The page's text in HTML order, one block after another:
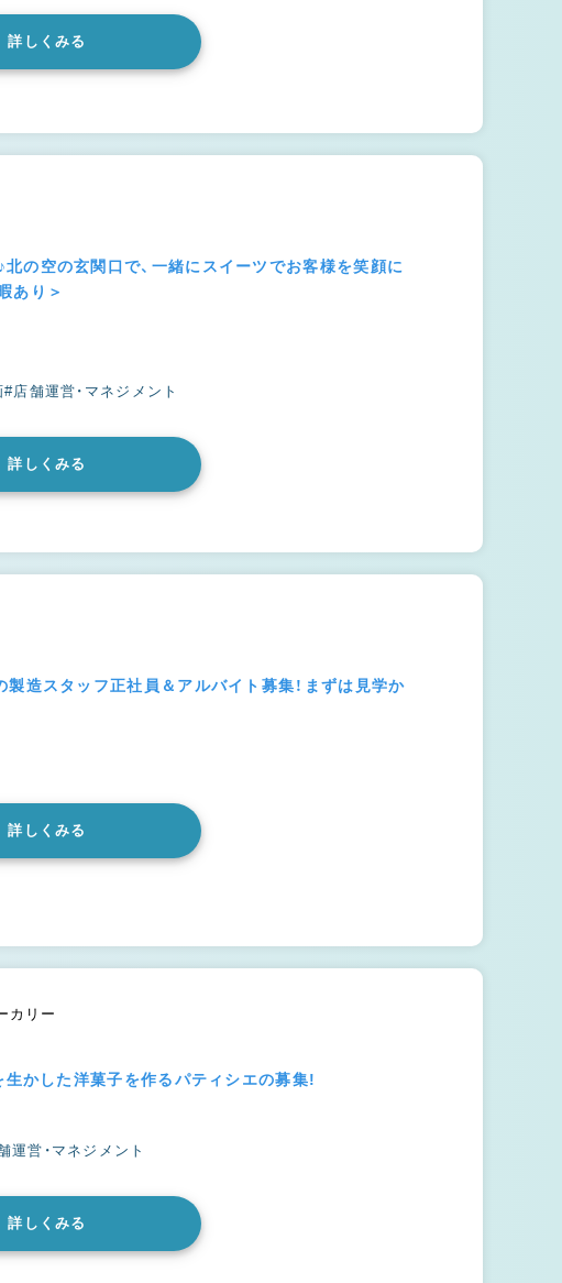
詳しくみる
の空の玄関口で、一緒にスイーツでお客様を笑顔に
あり＞
#店舗運営・マネジメント
詳しくみる
造スタッフ正社員＆アルバイト募集！まずは見学か
詳しくみる
カリー
生かした洋菓子を作るパティシエの募集!
運営・マネジメント
詳しくみる